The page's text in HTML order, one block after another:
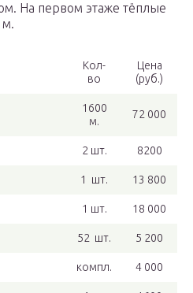
На первом этаже тёплые
м.
Кол-
во
Цена
(руб.)
1600
м.
72 000
2 шт. 8200
1 шт. 13 800
1 шт. 18 000
52 шт. 5 200
компл. 4 000